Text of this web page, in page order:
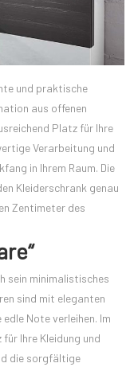
und praktische
aus offenen
Platz für Ihre
Verarbeitung und
in Ihrem Raum. Die
Kleiderschrank genau
Zentimeter des
sein minimalistisches
sind mit eleganten
Note verleihen. Im
Ihre Kleidung und
die sorgfältige